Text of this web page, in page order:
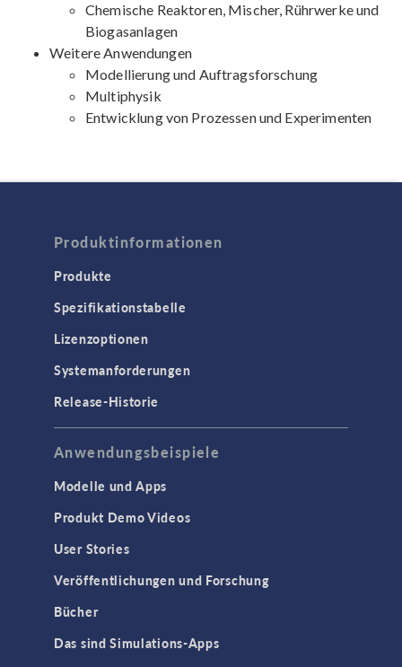
Chemische Reaktoren, Mischer, Rührwerke und
Biogasanlagen
Weitere Anwendungen
Modellierung und Auftragsforschung
Multiphysik
Entwicklung von Prozessen und Experimenten
Produktinformationen
Produkte
Spezifikationstabelle
Lizenzoptionen
Systemanforderungen
Release-Historie
Anwendungsbeispiele
Modelle und Apps
Produkt Demo Videos
User Stories
Veröffentlichungen und Forschung
Bücher
Das sind Simulations-Apps